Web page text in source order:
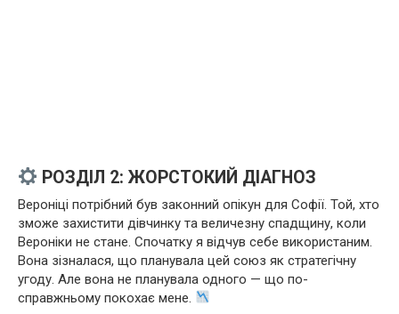
РОЗДІЛ 2: ЖОРСТОКИЙ ДІАГНОЗ
Вероніці потрібний був законний опікун для Софії. Той, хто
зможе захистити дівчинку та величезну спадщину, коли
Вероніки не стане. Спочатку я відчув себе використаним.
Вона зізналася, що планувала цей союз як стратегічну
угоду. Але вона не планувала одного — що по-
справжньому покохає мене.